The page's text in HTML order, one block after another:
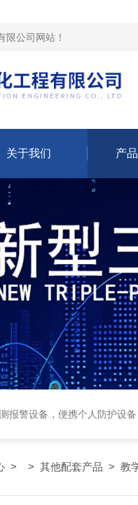
限公司网站 ！
关于我们 产
报警设备，便携个人防护设
> > 其他配套产品 > 教